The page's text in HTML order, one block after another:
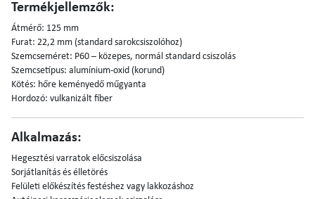
Termékjellemzők:
Átmérő: 125 mm
Furat: 22,2 mm (standard sarokcsiszolóhoz)
Szemcseméret: P60 – közepes, normál standard csiszolás
Szemcsetípus: alumínium-oxid (korund)
Kötés: hőre keményedő műgyanta
Hordozó: vulkanizált fíber
Alkalmazás:
Hegesztési varratok előcsiszolása
Sorjátlanítás és élletörés
Felületi előkészítés festéshez vagy lakkozáshoz